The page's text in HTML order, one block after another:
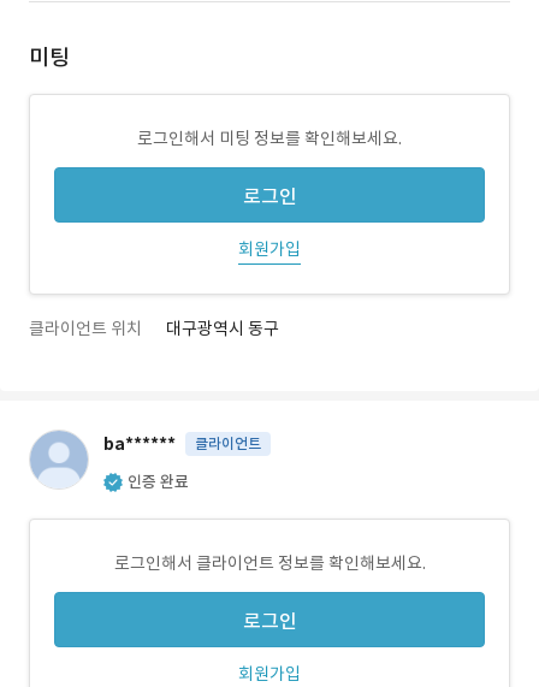
미팅
로그인해서 미팅 정보를 확인해보세요.
로그인
회원가입
클라이언트 위치 대구광역시 동구
ba****** 클라이언트
인증 완료
로그인해서 클라이언트 정보를 확인해보세요.
로그인
회원가입